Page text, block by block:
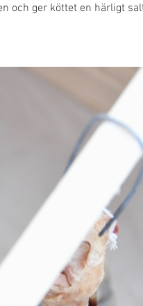
och ger köttet en härligt